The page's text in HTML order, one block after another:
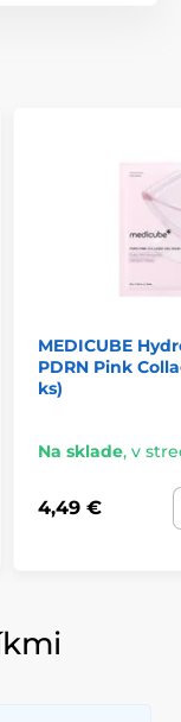
MEDICUBE
PDRN Pink
ks)
Na sklade, v
4,49 €